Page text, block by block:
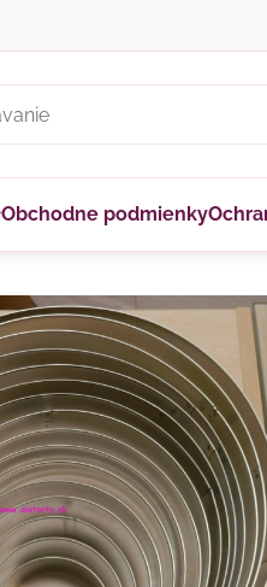
Obchodne podmienky